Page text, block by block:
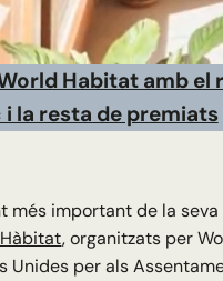
Habitat amb
i la resta de premiats
més important de la
, organitzats per
Unides per als